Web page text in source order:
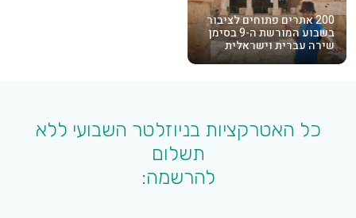
200 אתרים פתוחים לציבור
בשבוע המורשת ה-9 בסימן
שירה עברית וישראלית
כל האטרקציות בניוזלטר השבועי ללא
תשלום
להרשמה: